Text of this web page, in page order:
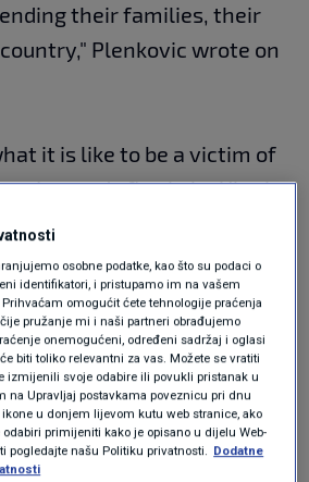
their families, their
Plenkovic wrote on
it is like to be a victim of
It stands firmly by Ukraine
path," he added.
he was visiting Ukraine,
aggression, ahead of
meeting with the parliament
that Croatia continued to
"political-diplomatic and
and continued
osobne podatke, kao što su podaci o
identifikatori, i pristupamo im na vašem
omogućit ćete tehnologije praćenja
pružanje mi i naši partneri obrađujemo
onemogućeni, određeni sadržaj i oglasi
biti toliko relevantni za vas. Možete se vratiti
izmijenili svoje odabire ili povukli pristanak u
na Upravljaj postavkama poveznicu pri dnu
u donjem lijevom kutu web stranice, ako
primijeniti kako je opisano u dijelu Web-
pogledajte našu Politiku privatnosti. Dodatne